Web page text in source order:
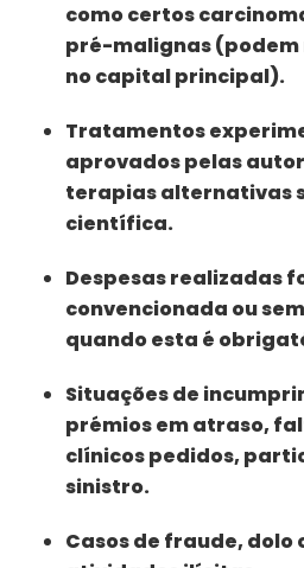
como certos
pré-malignas (podem
no capital principal).
Tratamentos
aprovados pelas
terapias alternativas
científica.
Despesas realizadas
convencionada ou
quando esta é
Situações de
prémios em atraso,
clínicos pedidos,
sinistro.
Casos de fraude, dolo